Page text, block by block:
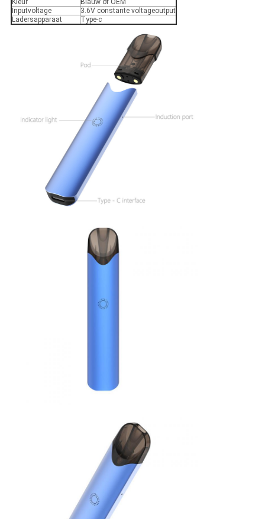
Kleur
Blauw of OEM
Inputvoltage
3.6V constante voltageoutput
Ladersapparaat
Type-c